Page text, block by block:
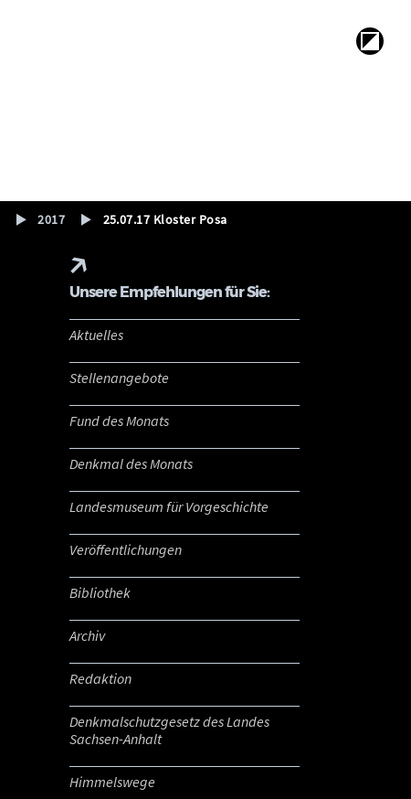
2017 25.07.17 Kloster Posa
Unsere Empfehlungen für Sie:
Aktuelles
Stellenangebote
Fund des Monats
Denkmal des Monats
Landesmuseum für Vorgeschichte
Veröffentlichungen
Bibliothek
Archiv
Redaktion
Denkmalschutzgesetz des Landes
Sachsen-Anhalt
Himmelswege